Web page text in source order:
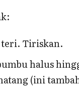
teri. Tiriskan.
halus
(ini